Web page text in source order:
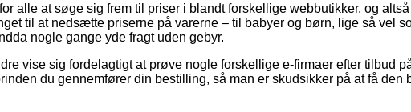
alle at søge sig frem til priser i blandt forskellige webbutikker, og
til at nedsætte priserne på varerne – til babyer og børn, lige så vel
nogle gange yde fragt uden gebyr.
vise sig fordelagtigt at prøve nogle forskellige e-firmaer efter tilbud
du gennemfører din bestilling, så man er skudsikker på at få den